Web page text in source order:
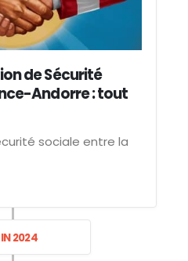
de Sécurité
Andorre : tout
sociale entre la
2024